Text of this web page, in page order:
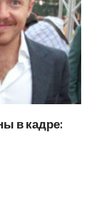
в кадре: